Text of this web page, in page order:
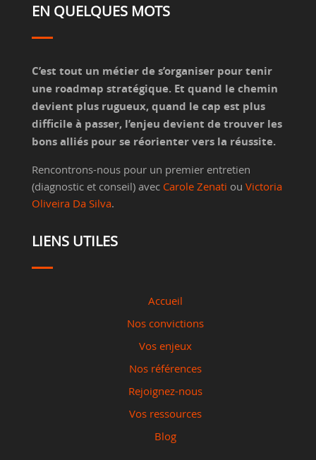
EN QUELQUES MOTS
C’est tout un métier de s’organiser pour tenir
une roadmap stratégique. Et quand le chemin
devient plus rugueux, quand le cap est plus
difficile à passer, l’enjeu devient de trouver les
bons alliés pour se réorienter vers la réussite.
Rencontrons-nous pour un premier entretien
(diagnostic et conseil) avec Carole Zenati ou Victoria
Oliveira Da Silva.
LIENS UTILES
Accueil
Nos convictions
Vos enjeux
Nos références
Rejoignez-nous
Vos ressources
Blog